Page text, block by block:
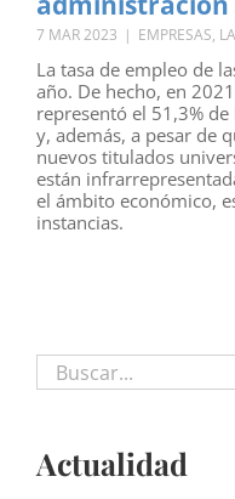
7 MAR 2023 | EMPRESAS,
La tasa de empleo de
año. De hecho, en
representó el 51,3%
y, además, a pesar de
nuevos titulados
están
el ámbito económico,
instancias.
Buscar:
Actualidad